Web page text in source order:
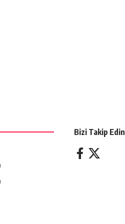
Bizi Takip Edin